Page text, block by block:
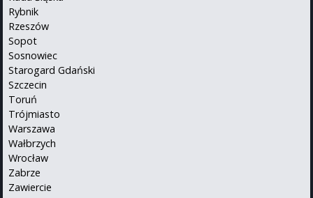
Rybnik
Rzeszów
Sopot
Sosnowiec
Starogard Gdański
Szczecin
Toruń
Trójmiasto
Warszawa
Wałbrzych
Wrocław
Zabrze
Zawiercie